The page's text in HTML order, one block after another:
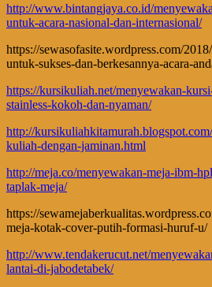
http://www.bintangjaya.co.id/
untuk-acara-nasional-dan-internasional/
https://sewasofasite.wordpress.com/
untuk-sukses-dan-berkesannya-acara-
https://kursikuliah.net/menyewakan-
stainless-kokoh-dan-nyaman/
http://
kuliah-dengan-jaminan.html
http://meja.co/menyewakan-meja-ibm-
taplak-meja/
https://
meja-kotak-cover-putih-formasi-huruf-u/
http://www.tendakerucut.net/
lantai-di-jabodetabek/